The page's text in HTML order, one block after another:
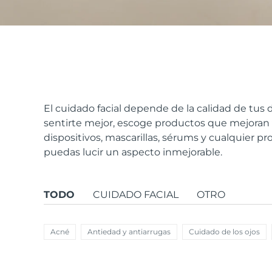
El cuidado facial depende de la calidad de tus
sentirte mejor, escoge productos que
dispositivos, mascarillas, sérums y cualquier
puedas lucir un aspecto inmejorable.
TODO CUIDADO FACIAL OTRO
Acné Antiedad y antiarrugas Cuidado de los ojos
FAQ™ Dual LED Panel
POPULAR